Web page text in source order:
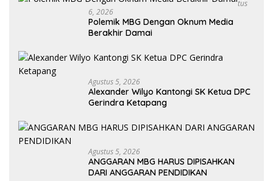
Tus
6, 2026
Polemik MBG Dengan Oknum Media
Berakhir Damai
Agustus 5, 2026
Alexander Wilyo Kantongi SK Ketua DPC
Gerindra Ketapang
Agustus 5, 2026
ANGGARAN MBG HARUS DIPISAHKAN
DARI ANGGARAN PENDIDIKAN